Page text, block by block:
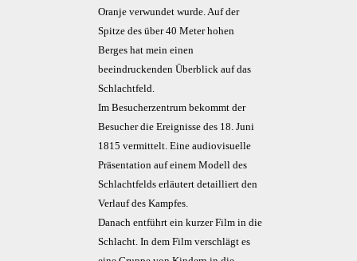
Oranje verwundet wurde. Auf der
Spitze des über 40 Meter hohen
Berges hat mein einen
beeindruckenden Überblick auf das
Schlachtfeld.
Im Besucherzentrum bekommt der
Besucher die Ereignisse des 18. Juni
1815 vermittelt. Eine audiovisuelle
Präsentation auf einem Modell des
Schlachtfelds erläutert detailliert den
Verlauf des Kampfes.
Danach entführt ein kurzer Film in die
Schlacht. In dem Film verschlägt es